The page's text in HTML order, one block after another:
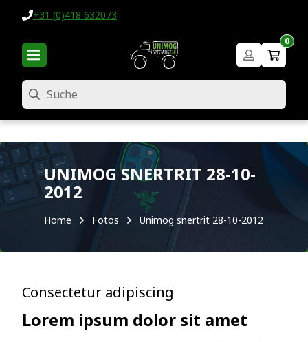
+31 (0)418 632073
0
Suche
UNIMOG SNERTRIT 28-10-
2012
Home Fotos Unimog snertrit 28-10-2012
Consectetur adipiscing
Lorem ipsum dolor sit amet